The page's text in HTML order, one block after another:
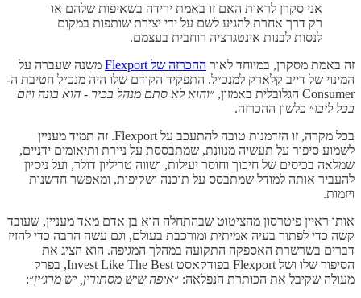
אני סקרן לראות האם זו באמת ירידה בשאיפות שלהם או
רק דרך אחרת להגיע לשם על ידי יצירת שותפות במקום
לנסות לבנות אינטגרציה רוחבית בעצמם.
זה באמת מסקרן, במיוחד לאור ההכרזה של Flexport
משנה שעברה על
המינוי של דייב קלארק למנכ״ל. התפקיד הקודם שלו היה מנכ״ל חטיבת ה-
Consumer הגלובלית באמזון, ״
והוא לא סתם מנהל בכיר - הוא בונה ויזם
בכל ליבו״ כלשון ההכרזה.
בכל מקרה, זו הזדמנות טובה להתעכב על Flexport. זה תמיד מעניין
לשמוע סיפור על תעשיה מנוונת, שמתבססת על ניירת ותיאומים ידניים,
שמלאה בכיסים של חיכוך וחוסר יעילות, ושווה טריליון דולר, ועל ניסיון
להעביר אותה למודל שמתבסס על תוכנה ושקיפות, ומאפשר חדשנות
ויזמות.
אותו ראיין פיטרסון מהציטוט שבהתחלה הוא בן אדם מאד מעניין, שעובד
קשה כדי לפתור בעיה אמיתית ומורכבת בעולם, וגם עשה הרבה כדי להזיז
דברים בשרשרת האספקה התקועה במהלך המגיפה. הוא הציג את
הסיפור שלו ושל Flexport בפודקאסט Invest Like The Best, בפרק
מעולה שקיבל את הכותרת הנפלאה: ״איפה שיש מסתורין, יש מרג׳ין״: